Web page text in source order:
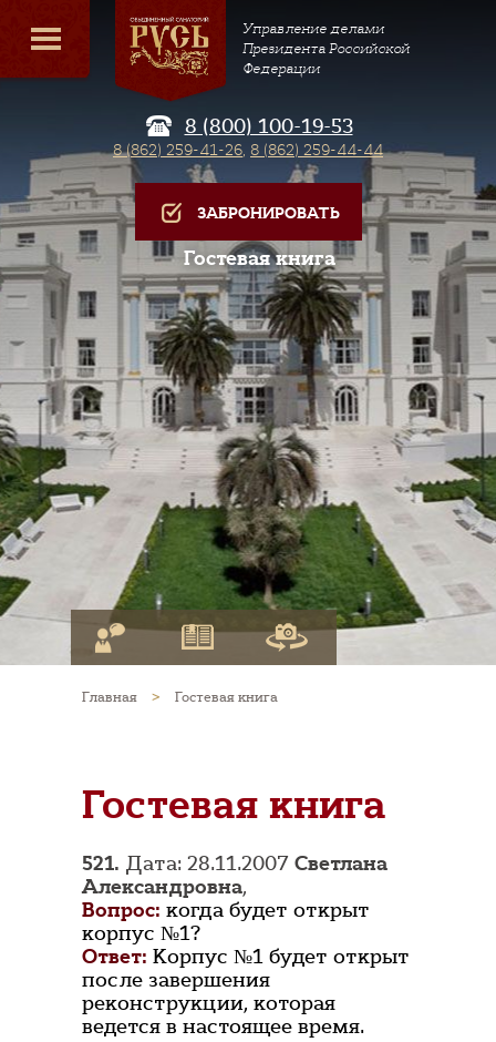
Управление делами
Президента Российской
Федерации
8 (800) 100-19-53
8 (862) 259-41-26, 8 (862) 259-44-44
ЗАБРОНИРОВАТЬ
Гостевая книга
Главная > Гостевая книга
Гостевая книга
521. Дата: 28.11.2007 Светлана
Александровна,
Вопрос: когда будет открыт
корпус №1?
Ответ: Корпус №1 будет открыт
после завершения
реконструкции, которая
ведется в настоящее время.